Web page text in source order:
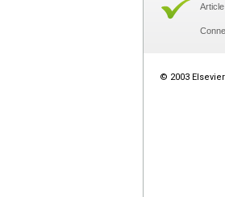
Article
© 2003